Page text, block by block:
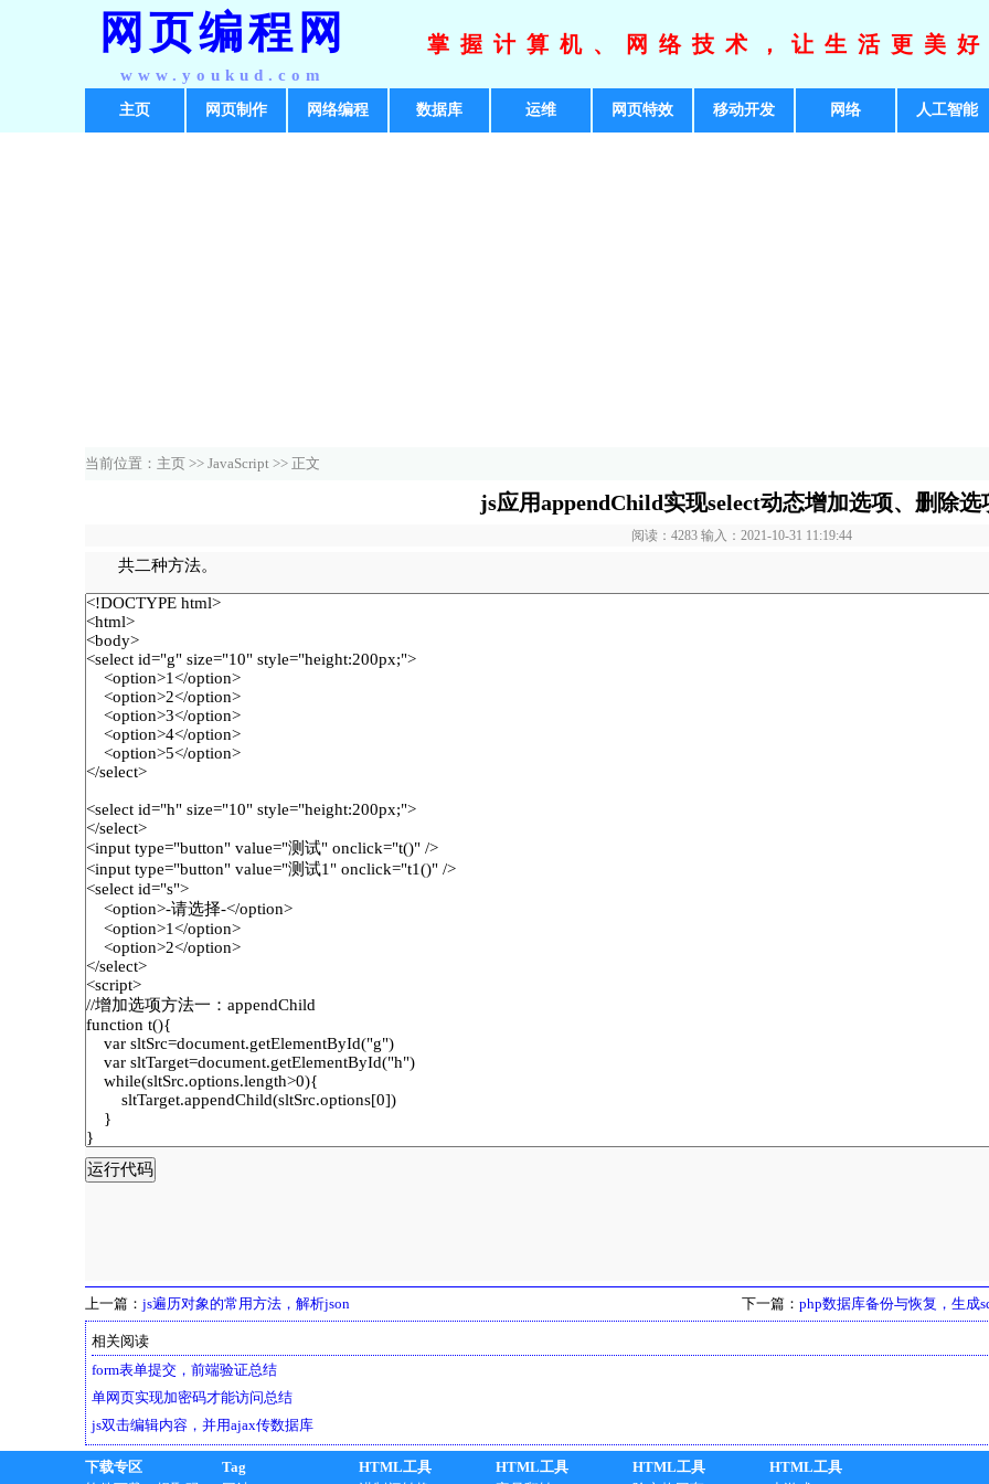
网页编程网
www.youkud.com
掌握计算机、网络技术，让生活更美
主页 网页制作 网络编程 数据库 运维 网页特效 移动开发 网络 人工智能
当前位置： 主页 >> JavaScript >> 正文
js应用appendChild实现select动态增加选项、删除选
阅读：4283 输入：2021-10-31 11:19:44
共二种方法。
上一篇： js遍历对象的常用方法，解析json 下一篇： php数据库备份与恢复，生成
相关阅读
form表单提交，前端验证总结
单网页实现加密码才能访问总结
js双击编辑内容，并用ajax传数据库
下载专区
Tag
HTML工具
HTML工具
HTML工具
HTML工具